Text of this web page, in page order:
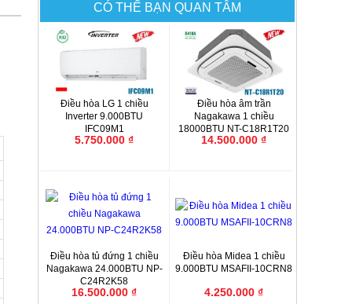
CÓ THỂ BẠN QUAN TÂM
Điều hòa LG 1 chiều
Inverter 9.000BTU
IFC09M1
5.750.000 ₫
Điều hòa âm trần
Nagakawa 1 chiều
18000BTU NT-C18R1T20
14.500.000 ₫
Điều hòa tủ đứng 1 chiều
Nagakawa 24.000BTU NP-
C24R2K58
16.500.000 ₫
Điều hòa Midea 1 chiều
9.000BTU MSAFII-10CRN8
4.250.000 ₫